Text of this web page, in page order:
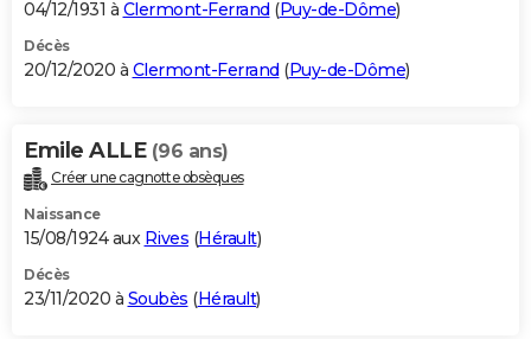
04/12/1931 à Clermont-Ferrand (Puy-de-Dôme)
Décès
20/12/2020 à Clermont-Ferrand (Puy-de-Dôme)
Emile ALLE (96 ans)
Créer une cagnotte obsèques
Naissance
15/08/1924 aux Rives (Hérault)
Décès
23/11/2020 à Soubès (Hérault)